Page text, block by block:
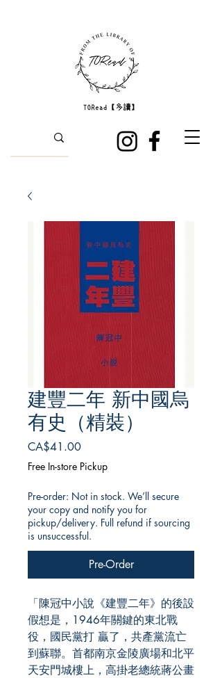
建豐二年 新中國烏
有史（精裝）
CA$41.00Price
Free In-store Pickup
Pre-order: Not in stock. We’ll secure
your copy and notify you for
pickup/delivery. Full refund if sourcing
is unsuccessful.
Pre-Order
「陳冠中小說《建豐二年》的後設
假想是，1946年關鍵的東北戰
役，國民黨打 贏了，共產黨流亡
到蘇聯。首都南京金陵廣場和北平
天安門城樓上，高掛老總統蔣公畫